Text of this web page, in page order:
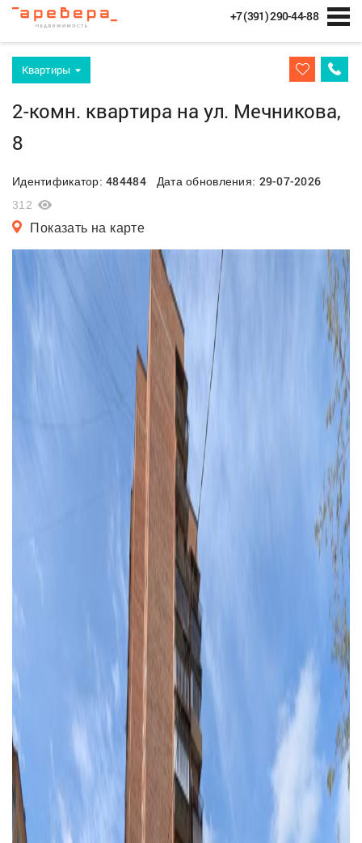
+7 (391) 290-44-88
Квартиры
2-комн. квартира на ул. Мечникова,
8
Идентификатор:484484Дата обновления: 29-07-2026
312
Показать на карте